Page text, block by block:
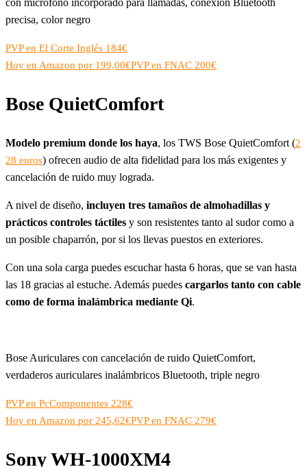
con micrófono incorporado para llamadas, conexión Bluetooth
precisa, color negro
PVP en El Corte Inglés 184€
Hoy en Amazon por 199,00€PVP en FNAC 200€
Bose QuietComfort
Modelo premium donde los haya, los TWS Bose QuietComfort (2
28 euros) ofrecen audio de alta fidelidad para los más exigentes y
cancelación de ruido muy lograda.
A nivel de diseño, incluyen tres tamaños de almohadillas y
prácticos controles táctiles y son resistentes tanto al sudor como a
un posible chaparrón, por si los llevas puestos en exteriores.
Con una sola carga puedes escuchar hasta 6 horas, que se van hasta
las 18 gracias al estuche. Además puedes cargarlos tanto con cable
como de forma inalámbrica mediante Qi.
Bose Auriculares con cancelación de ruido QuietComfort,
verdaderos auriculares inalámbricos Bluetooth, triple negro
PVP en PcComponentes 228€
Hoy en Amazon por 245,62€PVP en FNAC 279€
Sony WH-1000XM4